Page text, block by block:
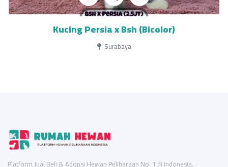
Kucing Persia x Bsh (Bicolor)
Surabaya
Platform Jual Beli & Adopsi Hewan Peliharaan No. 1 di Indonesia.